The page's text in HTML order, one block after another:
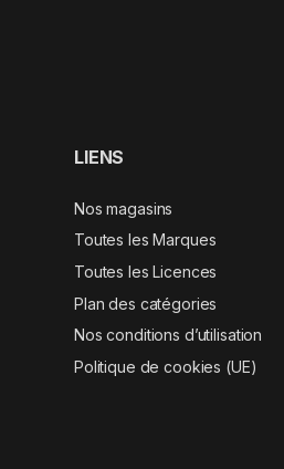
LIENS
Nos magasins
Toutes les Marques
Toutes les Licences
Plan des catégories
Nos conditions d’utilisation
Politique de cookies (UE)